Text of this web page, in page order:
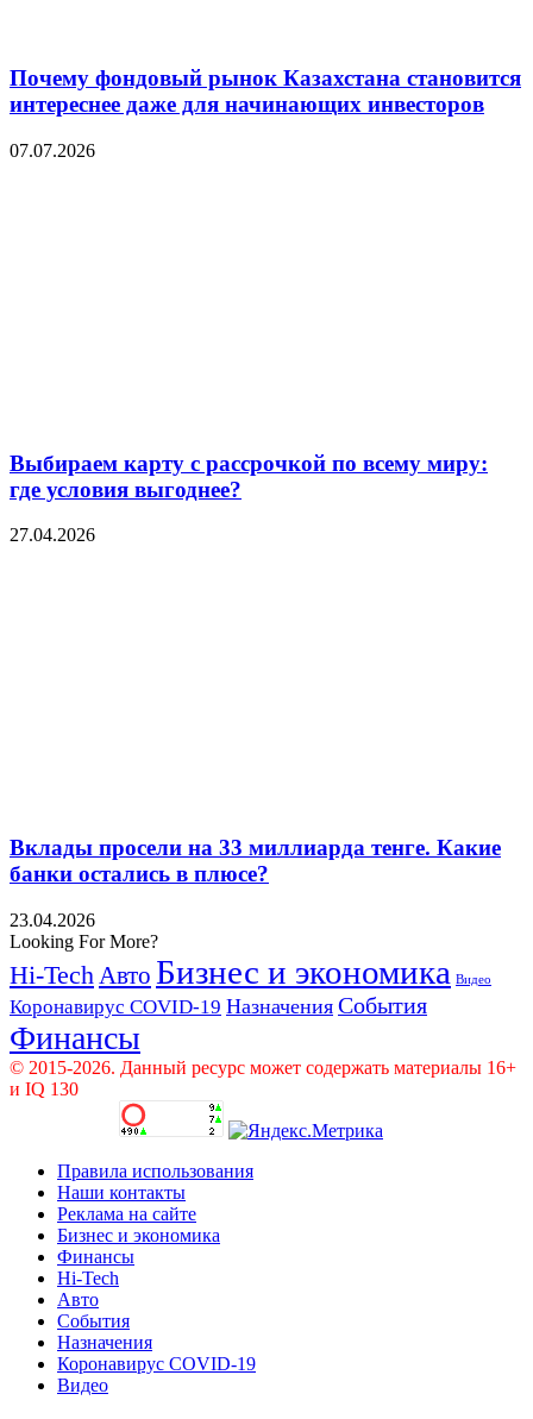
Почему фондовый рынок Казахстана становится
интереснее даже для начинающих инвесторов
07.07.2026
Выбираем карту с рассрочкой по всему миру:
где условия выгоднее?
27.04.2026
Вклады просели на 33 миллиарда тенге. Какие
банки остались в плюсе?
23.04.2026
Looking For More?
Hi-Tech Авто Бизнес и экономика Видео
Коронавирус COVID-19 Назначения События
Финансы
© 2015-2026. Данный ресурс может содержать материалы 16+
и IQ 130
Правила использования
Наши контакты
Реклама на сайте
Бизнес и экономика
Финансы
Hi-Tech
Авто
События
Назначения
Коронавирус COVID-19
Видео